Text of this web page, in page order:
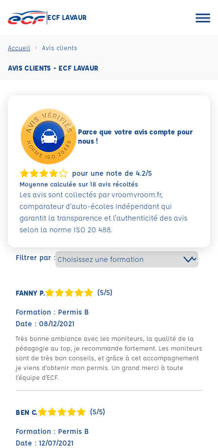
ECF LAVAUR
Accueil Avis clients
AVIS CLIENTS - ECF LAVAUR
Filtrer par :
FANNY P. (5/5)
Formation : Permis B
Date : 08/12/2021
Très bonne ambiance avec les moniteurs, la qualité de la
pédagogie au top, je recommande fortement. Les moniteurs
sont de très bon conseils, et grâce à cet accompagnement
je viens d’obtenir mon permis. Un grand merci à toute
l’équipe d’ECF.
BEN C. (5/5)
Formation : Permis B
Date : 12/07/2021
Parce que votre avis compte pour
nous !
pour une note de 4.2/5
Moyenne calculée sur 18 avis récoltés
Les avis sont collectés par vroomvroom.fr,
comparateur d’auto-écoles indépendant qui
garantit la transparence et l'authenticité des avis
selon la norme ISO 20 488.